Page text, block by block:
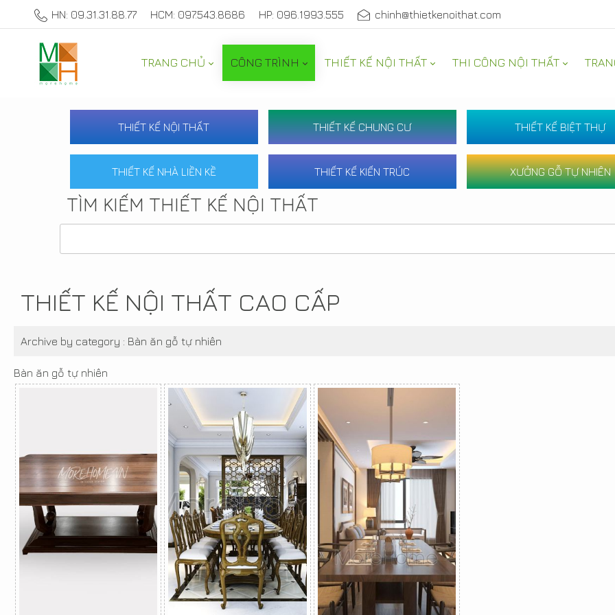
HN: 09.31.31.88.77 HCM: 097.543.8686 HP: 096.1993.555 chinh@thietkenoithat.com
TRANG CHỦ CÔNG TRÌNH THIẾT KẾ NỘI THẤT THI CÔNG NỘI THẤT
THIẾT KẾ NỘI THẤT THIẾT KẾ CHUNG CƯ THIẾT KẾ BIỆT THỰ
THIẾT KẾ NHÀ LIỀN KỀ THIẾT KẾ KIẾN TRÚC XƯỞNG GỖ TỰ NHIÊN
TÌM KIẾM THIẾT KẾ NỘI THẤT
THIẾT KẾ NỘI THẤT CAO CẤP
Archive by category : Bàn ăn gỗ tự nhiên
Bàn ăn gỗ tự nhiên